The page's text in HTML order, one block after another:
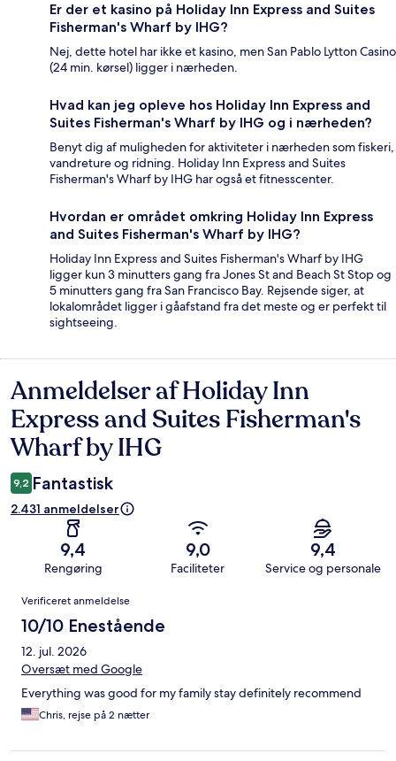
Er der et kasino på Holiday Inn Express and Suites
Fisherman's Wharf by IHG?
Nej, dette hotel har ikke et kasino, men San Pablo Lytton Casino
(24 min. kørsel) ligger i nærheden.
Hvad kan jeg opleve hos Holiday Inn Express and
Suites Fisherman's Wharf by IHG og i nærheden?
Benyt dig af muligheden for aktiviteter i nærheden som fiskeri,
vandreture og ridning. Holiday Inn Express and Suites
Fisherman's Wharf by IHG har også et fitnesscenter.
Hvordan er området omkring Holiday Inn Express
and Suites Fisherman's Wharf by IHG?
Holiday Inn Express and Suites Fisherman's Wharf by IHG
ligger kun 3 minutters gang fra Jones St and Beach St Stop og
5 minutters gang fra San Francisco Bay. Rejsende siger, at
lokalområdet ligger i gåafstand fra det meste og er perfekt til
sightseeing.
Anmeldelser
Anmeldelser af Holiday Inn
Express and Suites Fisherman's
Wharf by IHG
9,2 Fantastisk
2.431 anmeldelser
9,4
Rengøring
9,0
Faciliteter
9,4
Service og personale
Anmeldelser
Verificeret anmeldelse
10/10 Enestående
12. jul. 2026
Oversæt med Google
Everything was good for my family stay definitely recommend
Chris, rejse på 2 nætter